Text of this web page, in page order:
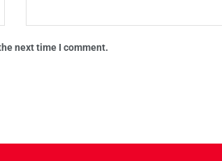
next time I comment.